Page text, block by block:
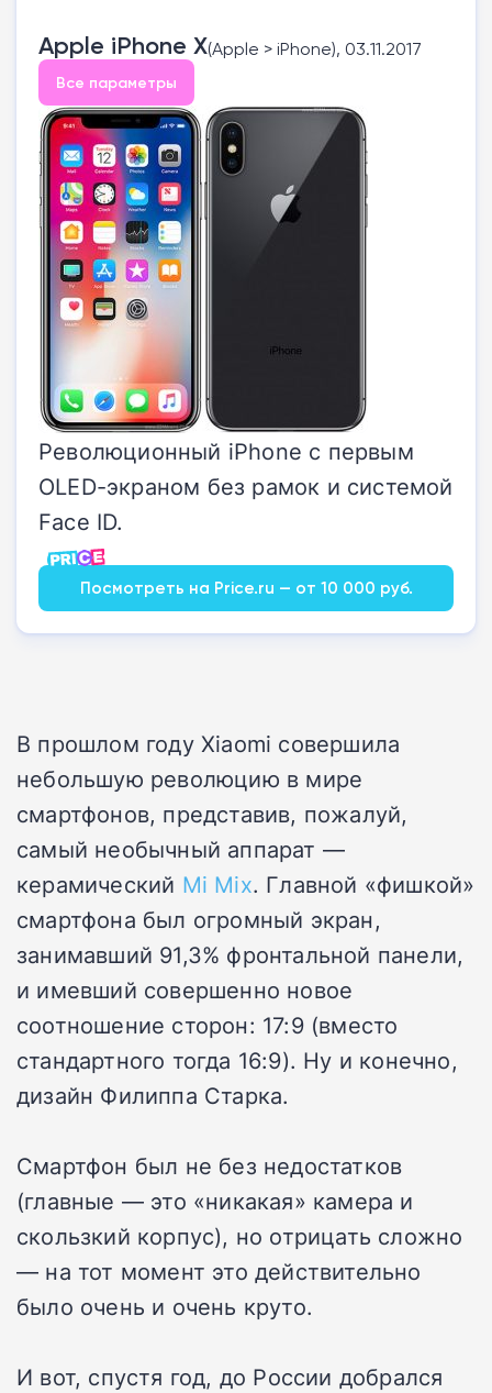
Apple iPhone X(Apple > iPhone), 03.11.2017
Все параметры
Революционный iPhone с первым
OLED-экраном без рамок и системой
Face ID.
Посмотреть на Price.ru — от 10 000 руб.
В прошлом году Xiaomi совершила
небольшую революцию в мире
смартфонов, представив, пожалуй,
самый необычный аппарат —
керамический Mi Mix. Главной «фишкой»
смартфона был огромный экран,
занимавший 91,3% фронтальной панели,
и имевший совершенно новое
соотношение сторон: 17:9 (вместо
стандартного тогда 16:9). Ну и конечно,
дизайн Филиппа Старка.
Смартфон был не без недостатков
(главные — это «никакая» камера и
скользкий корпус), но отрицать сложно
— на тот момент это действительно
было очень и очень круто.
И вот, спустя год, до России добрался